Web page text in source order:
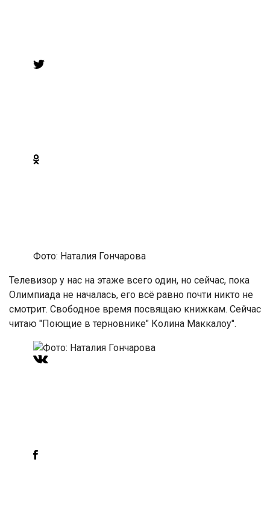
Фото: Наталия Гончарова
Телевизор у нас на этаже всего один, но сейчас, пока
Олимпиада не началась, его всё равно почти никто не
смотрит. Свободное время посвящаю книжкам. Сейчас
читаю "Поющие в терновнике" Колина Маккалоу".